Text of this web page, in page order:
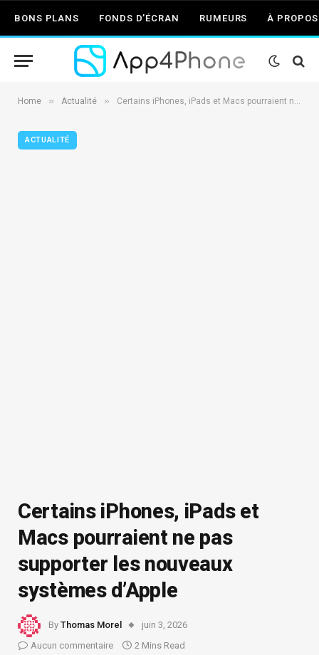
BONS PLANS FONDS D’ÉCRAN RUMEURS À PROPOS
Home » Actualité » Certains iPhones, iPads et Macs pourraient ne pas supporter les nouveaux systèmes d’Apple
ACTUALITÉ
Certains iPhones, iPads et
Macs pourraient ne pas
supporter les nouveaux
systèmes d’Apple
By Thomas Morel
juin 3, 2026
Aucun commentaire
2 Mins Read